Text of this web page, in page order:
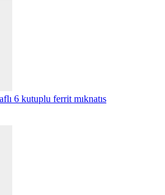
6 kutuplu ferrit mıknatıs